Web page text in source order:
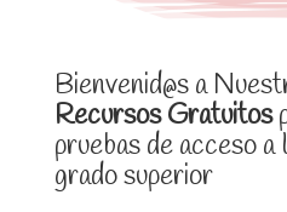
Bienvenid@s a
Recursos Gratuitos
pruebas de acceso a
grado superior